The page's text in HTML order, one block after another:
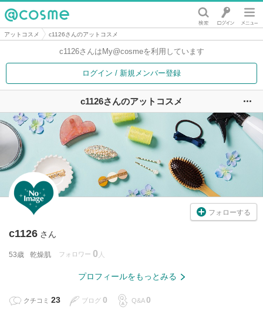
@cosme
アットコスメ c1126さんのアットコスメ
c1126さんは My@cosmeを利用しています
ログイン / 新規メンバー登録
c1126さんのアットコスメ
フォローする
c1126 さん
53歳 乾燥肌 フォロワー 0
プロフィールをもっとみる
クチコミ 23 ブログ 0 Q&A 0